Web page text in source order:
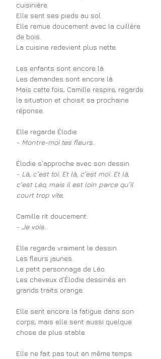
cuisinière.
Elle sent ses pieds au sol.
Elle remue doucement avec la cuillère
de bois.
La cuisine redevient plus nette.
Les enfants sont encore là.
Les demandes sont encore là.
Mais cette fois, Camille respire, regarde
la situation et choisit sa prochaine
réponse.
Elle regarde Élodie.
- Montre-moi tes fleurs.
Élodie s’approche avec son dessin.
- Là, c’est toi. Et là, c’est moi. Et là,
c’est Léo, mais il est loin parce qu’il
court trop vite.
Camille rit doucement.
- Je vois.
Elle regarde vraiment le dessin.
Les fleurs jaunes.
Le petit personnage de Léo.
Les cheveux d’Élodie dessinés en
grands traits orange.
Elle sent encore la fatigue dans son
corps, mais elle sent aussi quelque
chose de plus stable.
Elle ne fait pas tout en même temps.